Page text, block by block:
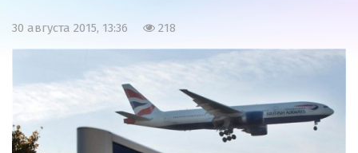
30 августа 2015, 13:36 218